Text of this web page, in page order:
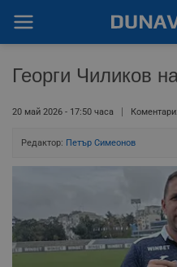
Георги Чиликов
20 май 2026 - 17:50 часа
Редактор: Петър Симеонов